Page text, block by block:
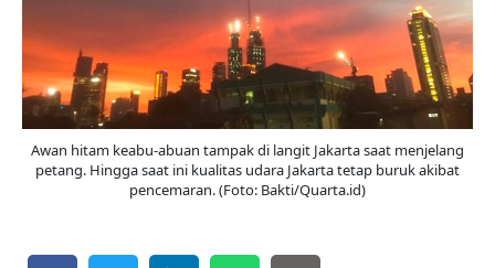
Awan hitam keabu-abuan tampak di langit Jakarta saat menjelang
petang. Hingga saat ini kualitas udara Jakarta tetap buruk akibat
pencemaran. (Foto: Bakti/Quarta.id)